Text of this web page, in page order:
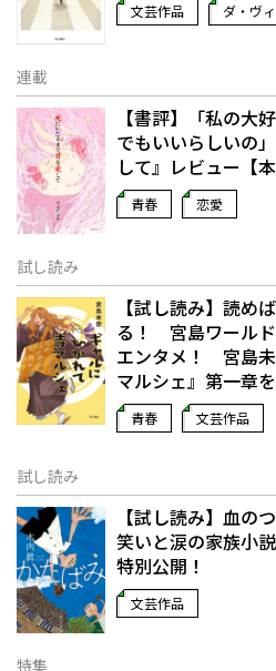
文芸作品 ダ・ヴ
連載
【書評】「私の大
でもいいらしいの」
して』レビュー【
青春 恋愛
試し読み
【試し読み】読め
る！ 宮島ワール
エンタメ！ 宮島
マルシェ』第一章
青春 文芸作品
試し読み
【試し読み】血の
笑いと涙の家族小説
特別公開！
文芸作品
特集